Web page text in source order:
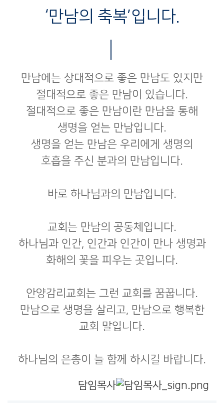
‘만남의 축복’입니다.
만남에는 상대적으로 좋은 만남도 있지만
절대적으로 좋은 만남이 있습니다.
절대적으로 좋은 만남이란 만남을 통해
생명을 얻는 만남입니다.
생명을 얻는 만남은 우리에게 생명의
호흡을 주신 분과의 만남입니다.
바로 하나님과의 만남입니다.
교회는 만남의 공동체입니다.
하나님과 인간, 인간과 인간이 만나 생명과
화해의 꽃을 피우는 곳입니다.
안양감리교회는 그런 교회를 꿈꿉니다.
만남으로 생명을 살리고, 만남으로 행복한
교회 말입니다.
하나님의 은총이 늘 함께 하시길 바랍니다.
담임목사